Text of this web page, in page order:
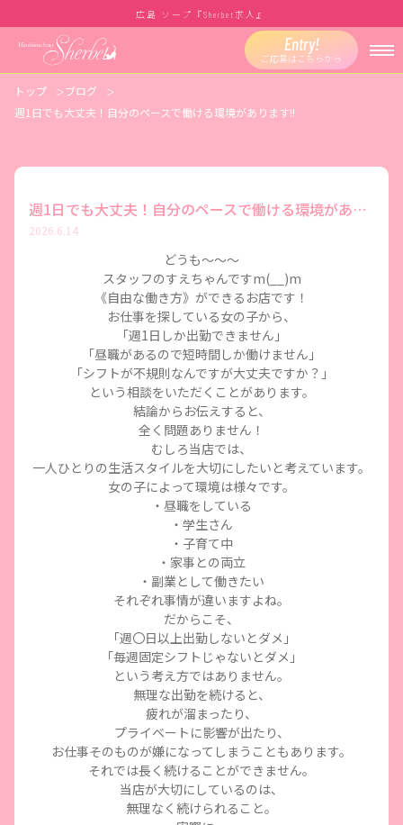
広島 ソープ『Sherbet求人』
Entry!
ご応募はこちらから
トップ
ブログ
週1日でも大丈夫！自分のペースで働ける環境があります!!
週1日でも大丈夫！自分のペースで働ける環境があります!!
2026.6.14
どうも～～～
スタッフのすえちゃんですm(__)m
《自由な働き方》ができるお店です！
お仕事を探している女の子から、
「週1日しか出勤できません」
「昼職があるので短時間しか働けません」
「シフトが不規則なんですが大丈夫ですか？」
という相談をいただくことがあります。
結論からお伝えすると、
全く問題ありません！
むしろ当店では、
一人ひとりの生活スタイルを大切にしたいと考えています。
女の子によって環境は様々です。
・昼職をしている
・学生さん
・子育て中
・家事との両立
・副業として働きたい
それぞれ事情が違いますよね。
だからこそ、
「週〇日以上出勤しないとダメ」
「毎週固定シフトじゃないとダメ」
という考え方ではありません。
無理な出勤を続けると、
疲れが溜まったり、
プライベートに影響が出たり、
お仕事そのものが嫌になってしまうこともあります。
それでは長く続けることができません。
当店が大切にしているのは、
無理なく続けられること。